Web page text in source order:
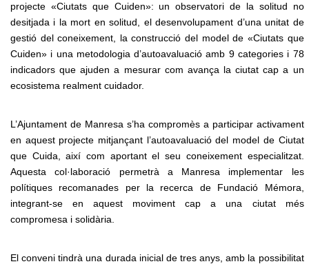
projecte «Ciutats que Cuiden»: un observatori de la solitud no
desitjada i la mort en solitud, el desenvolupament d’una unitat de
gestió del coneixement, la construcció del model de «Ciutats que
Cuiden» i una metodologia d’autoavaluació amb 9 categories i 78
indicadors que ajuden a mesurar com avança la ciutat cap a un
ecosistema realment cuidador.
L’Ajuntament de Manresa s’ha compromès a participar activament
en aquest projecte mitjançant l’autoavaluació del model de Ciutat
que Cuida, així com aportant el seu coneixement especialitzat.
Aquesta col·laboració permetrà a Manresa implementar les
polítiques recomanades per la recerca de Fundació Mémora,
integrant-se en aquest moviment cap a una ciutat més
compromesa i solidària.
El conveni tindrà una durada inicial de tres anys, amb la possibilitat